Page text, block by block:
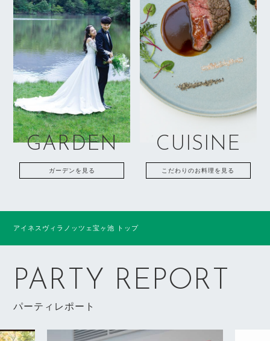
GARDEN
ガーデンを見る
CUISINE
こだわりのお料理を見る
アイネスヴィラノッツェ宝ヶ池 トップ
PARTY REPORT
パーティレポート